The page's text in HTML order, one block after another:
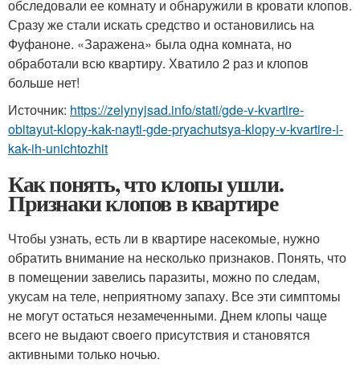
обследовали ее комнату и обнаружили в кровати клопов.
Сразу же стали искать средство и остановились на
Фуфаноне. «Заражена» была одна комната, но
обработали всю квартиру. Хватило 2 раз и клопов
больше нет!
Источник: https://zelynyjsad.info/stati/gde-v-kvartire-
obitayut-klopy-kak-nayti-gde-pryachutsya-klopy-v-kvartire-i-
kak-ih-unichtozhit
Как понять, что клопы ушли.
Признаки клопов в квартире
Чтобы узнать, есть ли в квартире насекомые, нужно
обратить внимание на несколько признаков. Понять, что
в помещении завелись паразиты, можно по следам,
укусам на теле, неприятному запаху. Все эти симптомы
не могут остаться незамеченными. Днем клопы чаще
всего не выдают своего присутствия и становятся
активными только ночью.